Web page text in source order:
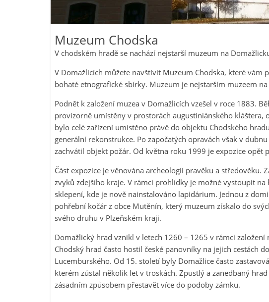
Muzeum Chodska
V chodském hradě se nachází nejstarší muzeum na
V Domažlicích můžete navštívit Muzeum Chodska, které vám
bohaté etnografické sbírky. Muzeum je nejstarším muzeem
Podnět k založení muzea v Domažlicích vzešel v roce 1883.
provizorně umístěny v prostorách augustiniánského kláštera,
bylo celé zařízení umístěno právě do objektu Chodského
generální rekonstrukce. Po započatých opravách však v
zachvátil objekt požár. Od května roku 1999 je expozice
Část expozice je věnována archeologii pravěku a středověku.
zvyků zdejšího kraje. V rámci prohlídky je možné vystoupit
sklepení, kde je nově nainstalováno lapidárium. Jednou z
pohřební kočár z obce Mutěnín, který muzeum získalo do
svého druhu v Plzeňském kraji.
Domažlický hrad vznikl v letech 1260 – 1265 v rámci založení
Chodský hrad často hostil české panovníky na jejich cestách
Lucemburského. Od 15. století byly Domažlice často
kterém zůstal několik let v troskách. Zpustlý a zanedbaný
zásadním způsobem přestavět více do podoby zámku.